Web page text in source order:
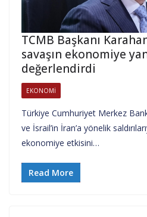
TCMB Başkanı
savaşın ekonomiye
değerlendirdi
EKONOMI
Türkiye Cumhuriyet Merkez
ve İsrail’in İran’a yönelik
ekonomiye etkisini…
Read More